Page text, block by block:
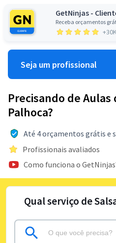
GetNinjas -
Receba orçamentos
+30K
Seja um profissional
Precisando de Aulas
Palhoca?
Até 4 orçamentos grátis e
Profissionais avaliados
Como funciona o
Qual serviço de